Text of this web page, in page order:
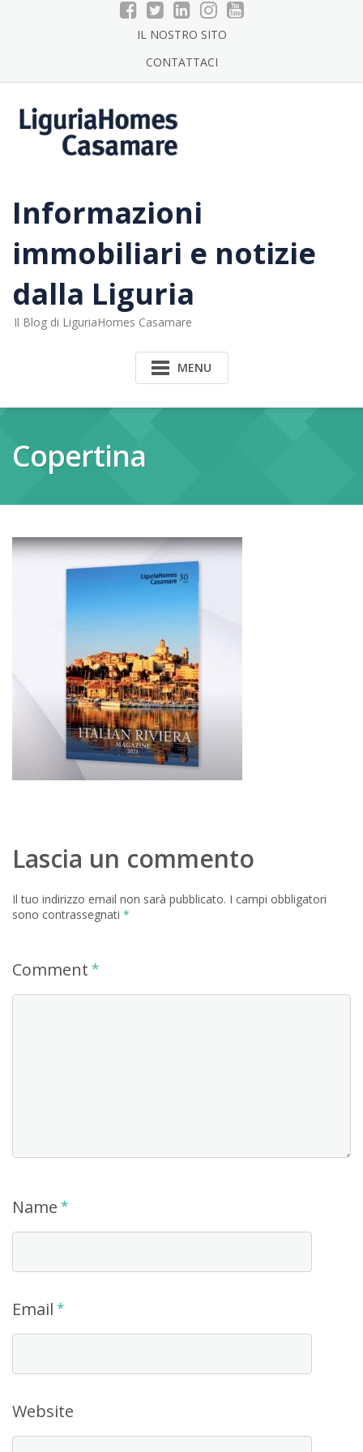
IL NOSTRO SITO
CONTATTACI
Informazioni
immobiliari e notizie
dalla Liguria
Il Blog di LiguriaHomes Casamare
MENU
Copertina
Lascia un commento
Il tuo indirizzo email non sarà pubblicato. I campi obbligatori
sono contrassegnati *
Comment *
Name *
Email *
Website